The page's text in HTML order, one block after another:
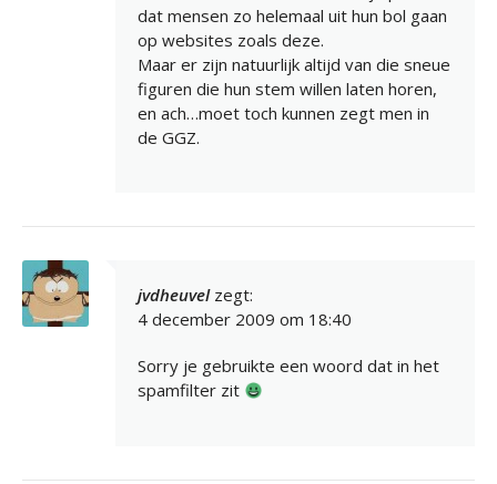
dat mensen zo helemaal uit hun bol gaan
op websites zoals deze.
Maar er zijn natuurlijk altijd van die sneue
figuren die hun stem willen laten horen,
en ach…moet toch kunnen zegt men in
de GGZ.
jvdheuvel zegt:
4 december 2009 om 18:40
Sorry je gebruikte een woord dat in het
spamfilter zit